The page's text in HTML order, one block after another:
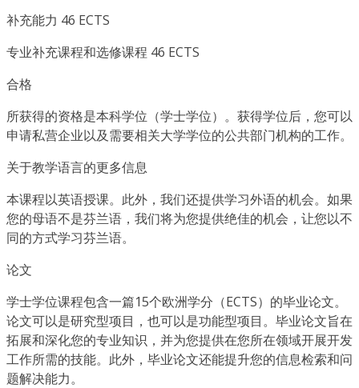
补充能力 46 ECTS
专业补充课程和选修课程 46 ECTS
合格
所获得的资格是本科学位（学士学位）。获得学位后，您可以
申请私营企业以及需要相关大学学位的公共部门机构的工作。
关于教学语言的更多信息
本课程以英语授课。此外，我们还提供学习外语的机会。如果
您的母语不是芬兰语，我们将为您提供绝佳的机会，让您以不
同的方式学习芬兰语。
论文
学士学位课程包含一篇15个欧洲学分（ECTS）的毕业论文。
论文可以是研究型项目，也可以是功能型项目。毕业论文旨在
拓展和深化您的专业知识，并为您提供在您所在领域开展开发
工作所需的技能。此外，毕业论文还能提升您的信息检索和问
题解决能力。